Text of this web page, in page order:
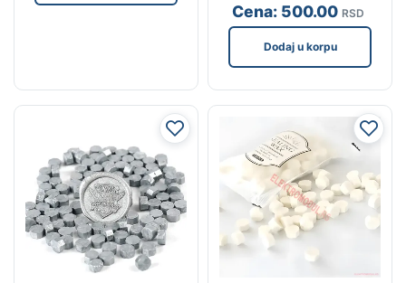
Cena: 500.00 RSD
Dodaj u korpu